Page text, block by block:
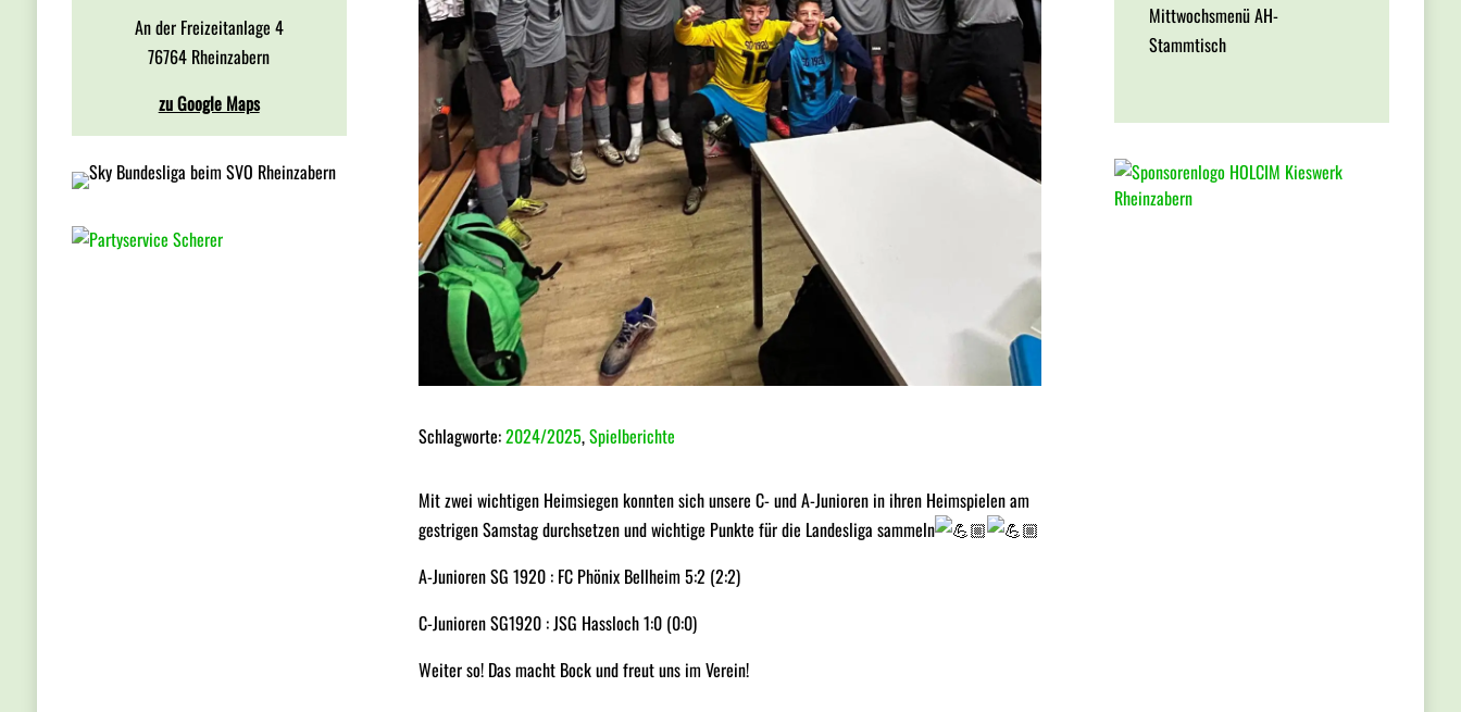
An der Freizeitanlage 4
76764 Rheinzabern
zu Google Maps
Schlagworte:2024/2025,Spielberichte
Mit zwei wichtigen Heimsiegen konnten sich unsere C- und A-Junioren in ihren Heimspielen am
gestrigen Samstag durchsetzen und wichtige Punkte für die Landesliga sammeln
A-Junioren SG 1920 : FC Phönix Bellheim 5:2 (2:2)
C-Junioren SG1920 : JSG Hassloch 1:0 (0:0)
Weiter so! Das macht Bock und freut uns im Verein!
Mittwochsmenü AH-
Stammtisch